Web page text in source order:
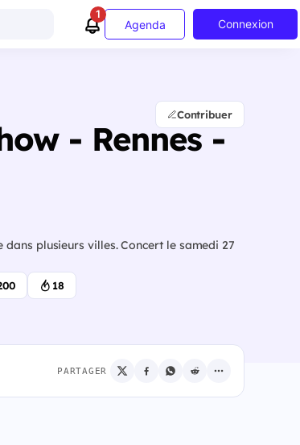
1
Agenda Connexion
- Rennes -
plusieurs villes. Concert le samedi 27
Contribuer
18
PARTAGER